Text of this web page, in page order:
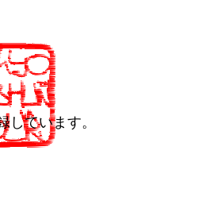
ています。